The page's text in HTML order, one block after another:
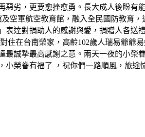
劣，更要愈挫愈勇。長大成人後盼有
空軍航空教育館，融入全民國防教育
達對捐助人的感謝與愛，捐贈人各
在台南榮家，高齡102歲人瑞易爺爺
誠摯最高感謝之意。兩天一夜的小
榮眷有福了 ，祝你們一路順風，旅途